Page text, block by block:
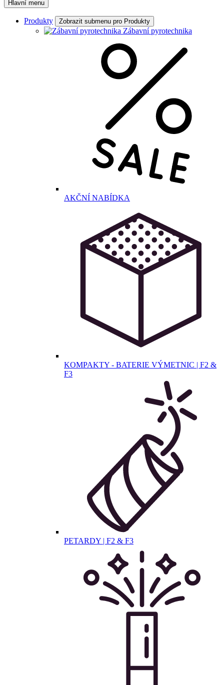
Hlavní menu
Produkty Zobrazit submenu pro Produkty
Zábavní pyrotechnika
AKČNÍ NABÍDKA
KOMPAKTY - BATERIE VÝMETNIC | F2 &
F3
PETARDY | F2 & F3